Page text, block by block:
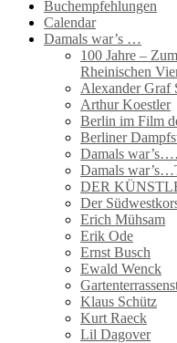
Buchempfehlungen
Calendar
Damals war’s …
100 Jahre –
Rheinischen
Alexander Graf
Arthur Koestler
Berlin im Film
Berliner
Damals
Damals
DER
Der
Erich Mühsam
Erik Ode
Ernst Busch
Ewald Wenck
Klaus Schütz
Kurt Raeck
Lil Dagover